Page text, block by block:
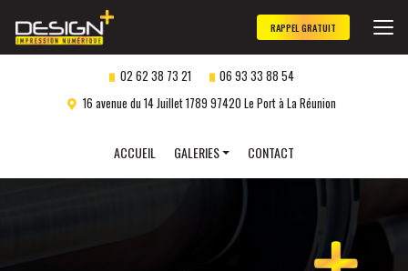
au
contenu
principal
02 62 38 73 21
06 93 33 88 54
16 avenue du 14 Juillet 1789 97420 Le Port à La Réunion
ACCUEIL
GALERIES CONTACT
RAPPEL GRATUIT